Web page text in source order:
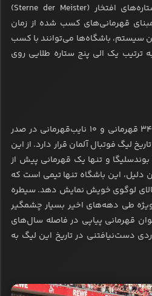
تیم‌های پرافتخار، سیستم ستاره‌های افتخار (Sterne der Meister)
قهرمانی‌های کسب شده از زمان
سیستم، باشگاه‌ها می‌توانند با کسب
۳۰ قهرمانی، به ترتیب یک الی پنج ستاره طلایی روی
باشگاه بایرن مونیخ با کسب ۳۴ قهرمانی و ۱۰ نایب‌قهرمانی در صدر
لیگ فوتبال آلمان قرار دارد. از این
در بوندسلیگا و تنها یک قهرمانی پیش از
این باشگاه تنها تیمی است که
بالای لوگوی خویش نمایش دهد. سیطره
طی دهه‌های اخیر بسیار چشمگیر
است؛ ازجمله کسب ۱۱ عنوان قهرمانی پیاپی در فاصله سال‌های
رکوردی دست‌نیافتنی در تاریخ این لیگ به